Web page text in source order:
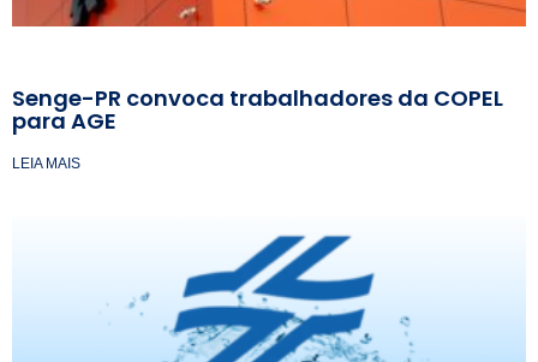
Senge-PR convoca trabalhadores da COPEL
para AGE
LEIA MAIS